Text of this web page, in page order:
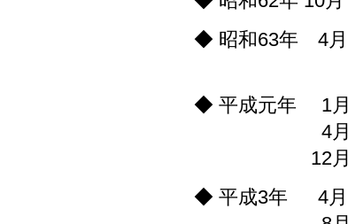
◆ 昭和63年 4月
◆ 平成元年 1月
4月
12月
◆ 平成3年 4月